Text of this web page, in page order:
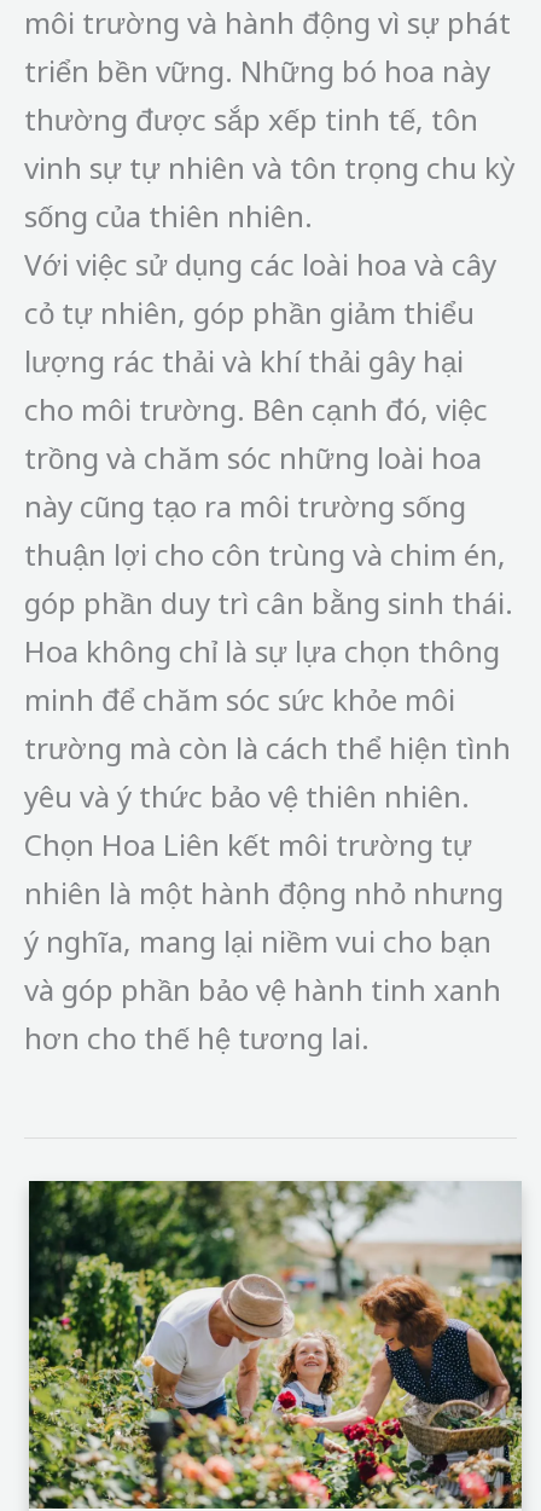
môi trường và hành động vì sự phát
triển bền vững. Những bó hoa này
thường được sắp xếp tinh tế, tôn
vinh sự tự nhiên và tôn trọng chu kỳ
sống của thiên nhiên.
Với việc sử dụng các loài hoa và cây
cỏ tự nhiên, góp phần giảm thiểu
lượng rác thải và khí thải gây hại
cho môi trường. Bên cạnh đó, việc
trồng và chăm sóc những loài hoa
này cũng tạo ra môi trường sống
thuận lợi cho côn trùng và chim én,
góp phần duy trì cân bằng sinh thái.
Hoa không chỉ là sự lựa chọn thông
minh để chăm sóc sức khỏe môi
trường mà còn là cách thể hiện tình
yêu và ý thức bảo vệ thiên nhiên.
Chọn Hoa Liên kết môi trường tự
nhiên là một hành động nhỏ nhưng
ý nghĩa, mang lại niềm vui cho bạn
và góp phần bảo vệ hành tinh xanh
hơn cho thế hệ tương lai.
Hoa
kết
nối
con
người
với
thiên
nhiên